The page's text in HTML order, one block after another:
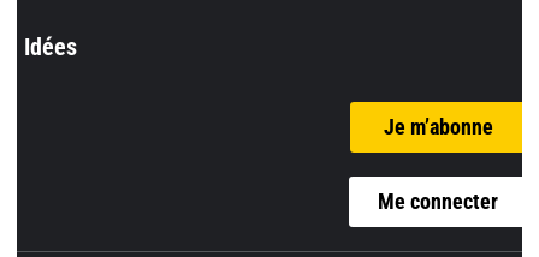
Idées
Je m’abonne
Me connecter